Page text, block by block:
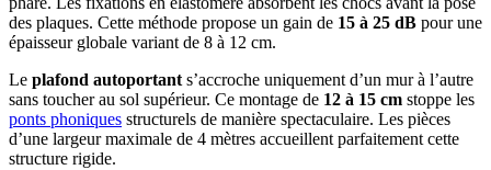
des plaques. Cette méthode propose un gain de 15 à 25 dB pour une
épaisseur globale variant de 8 à 12 cm.
Le plafond autoportant s’accroche uniquement d’un mur à l’autre
sans toucher au sol supérieur. Ce montage de 12 à 15 cm stoppe les
ponts phoniques structurels de manière spectaculaire. Les pièces
d’une largeur maximale de 4 mètres accueillent parfaitement cette
structure rigide.